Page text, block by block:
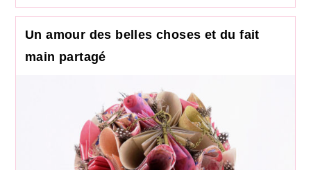
Un amour des belles choses et du fait
main partagé